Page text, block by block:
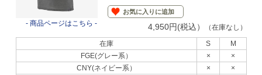
- 商品ページはこちら -
お気に入りに追加
4,950円(税込）
（在庫なし）
在庫
S
M
FGE(グレー系）
×
×
CNY(ネイビー系）
×
×